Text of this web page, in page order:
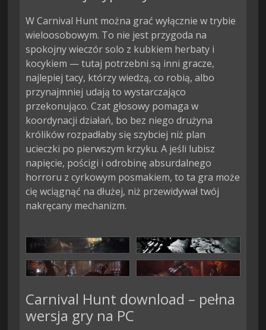
W Carnival Hunt można grać wyłącznie w trybie
wieloosobowym. To nie jest przygoda na
spokojny wieczór solo z kubkiem herbaty i
kocykiem — tutaj potrzebni są inni gracze,
najlepiej tacy, którzy wiedzą, co robią, albo
przynajmniej udają to wystarczająco
przekonująco. Czat głosowy pomaga w
koordynacji działań, bo bez niego drużyna
królików rozpadłaby się szybciej niż plan
ucieczki po pierwszym krzyku. A jeśli lubisz
napięcie, pościgi i odrobinę absurdalnego
horroru z cyrkowym posmakiem, to ta gra może
cię wciągnąć na dłużej, niż przewidywał twój
nakręcany mechanizm.
Carnival Hunt download – pełna
wersja gry na PC